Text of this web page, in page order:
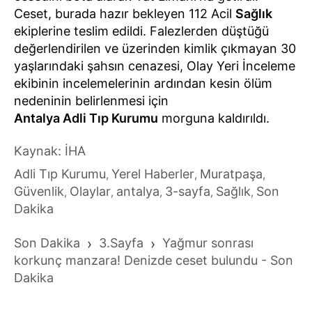
Ceset, burada hazır bekleyen 112 Acil Sağlık
ekiplerine teslim edildi. Falezlerden düştüğü
değerlendirilen ve üzerinden kimlik çıkmayan 30
yaşlarındaki şahsın cenazesi, Olay Yeri İnceleme
ekibinin incelemelerinin ardından kesin ölüm
nedeninin belirlenmesi için
Antalya Adli Tıp Kurumu morguna kaldırıldı.
Kaynak: İHA
Adli Tıp Kurumu, Yerel Haberler, Muratpaşa,
Güvenlik, Olaylar, antalya, 3-sayfa, Sağlık, Son
Dakika
Son Dakika › 3.Sayfa › Yağmur sonrası
korkunç manzara! Denizde ceset bulundu - Son
Dakika